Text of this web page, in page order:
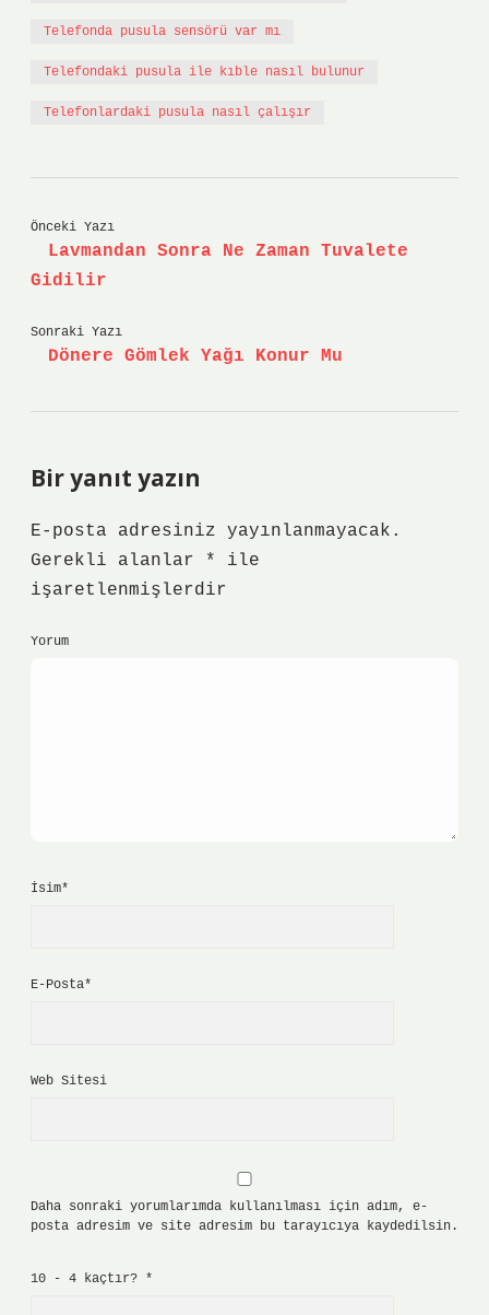
Telefonda pusula sensörü var mı
Telefondaki pusula ile kıble nasıl bulunur
Telefonlardaki pusula nasıl çalışır
Önceki Yazı
Lavmandan Sonra Ne Zaman Tuvalete
Gidilir
Sonraki Yazı
Dönere Gömlek Yağı Konur Mu
Bir yanıt yazın
E-posta adresiniz yayınlanmayacak.
Gerekli alanlar
*
ile
işaretlenmişlerdir
Yorum
İsim*
E-Posta*
Web Sitesi
Daha sonraki yorumlarımda kullanılması için adım, e-
posta adresim ve site adresim bu tarayıcıya kaydedilsin.
10 - 4 kaçtır? *